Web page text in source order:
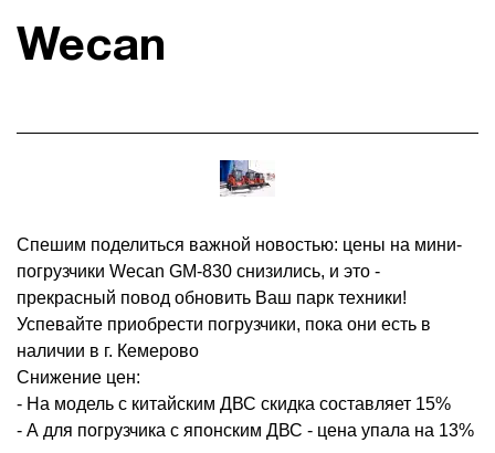
Дорожно-строительная техника Кировец
Бренды
HELI
Кировец
Horsch
Daewoo Trucks
Zoomlion
Wecan
Спешим поделиться важной новостью: цены на мини-
погрузчики Wecan GM-830 снизились, и это -
прекрасный повод обновить Ваш парк техники!
Успевайте приобрести погрузчики, пока они есть в
наличии в г. Кемерово
Снижение цен:
- На модель с китайским ДВС скидка составляет 15%
- А для погрузчика с японским ДВС - цена упала на 13%